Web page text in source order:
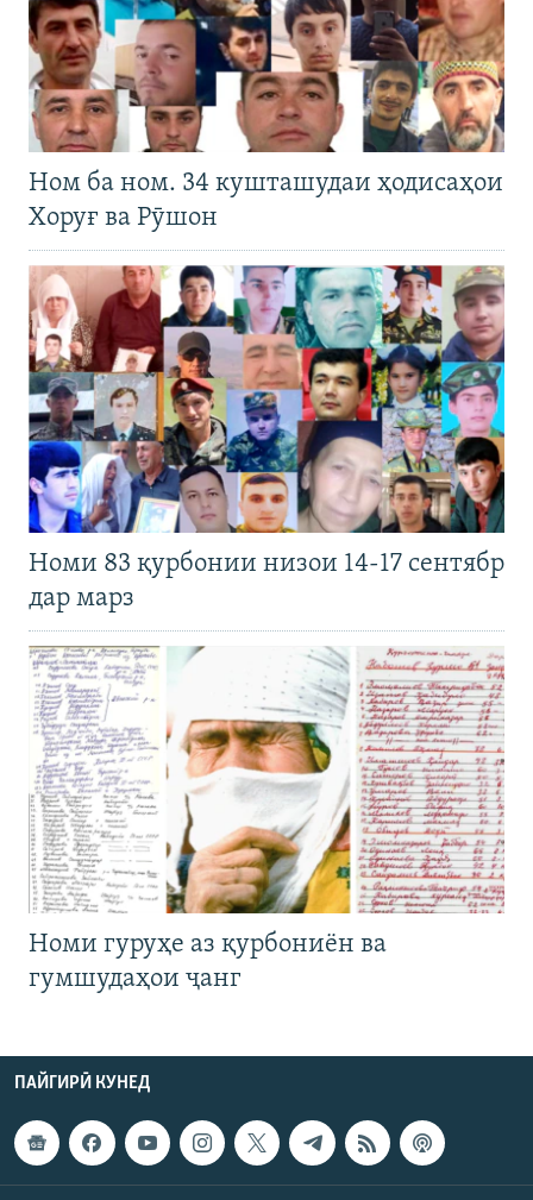
Ном ба ном. 34 кушташудаи ҳодисаҳои
Хоруғ ва Рӯшон
Номи 83 қурбонии низои 14-17 сентябр
дар марз
Номи гуруҳе аз қурбониён ва
гумшудаҳои ҷанг
ПАЙГИРӢ КУНЕД